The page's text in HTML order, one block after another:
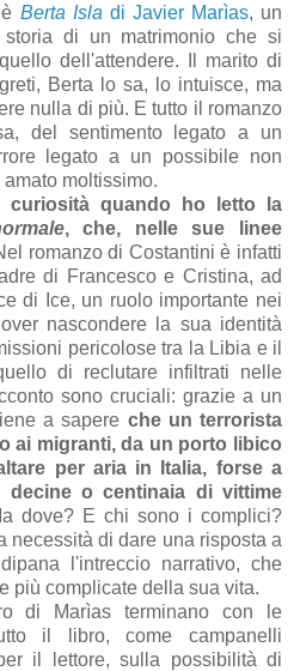
Berta Isla di Javier Marìas, un
di un matrimonio che si
dell'attendere. Il marito di
Berta lo sa, lo intuisce, ma
nulla di più. E tutto il romanzo
del sentimento legato a un
legato a un possibile non
moltissimo.
curiosità quando ho letto la
, che, nelle sue linee
romanzo di Costantini è infatti
di Francesco e Cristina, ad
di Ice, un ruolo importante nei
nascondere la sua identità
pericolose tra la Libia e il
di reclutare infiltrati nelle
sono cruciali: grazie a un
a sapere che un terrorista
ai migranti, da un porto libico
per aria in Italia, forse a
decine o centinaia di vittime
dove? E chi sono i complici?
necessità di dare una risposta a
l'intreccio narrativo, che
più complicate della sua vita.
di Marìas terminano con le
il libro, come campanelli
il lettore, sulla possibilità di